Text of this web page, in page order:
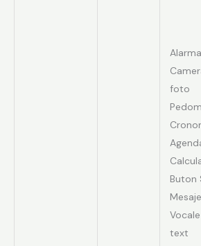
Alarma
foto
Buton
Mesaje
text